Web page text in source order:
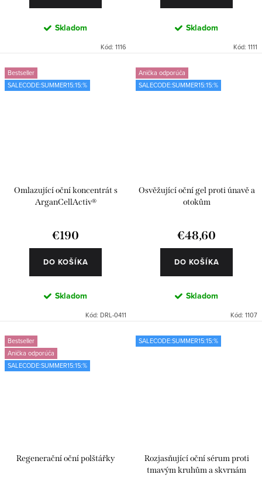
Skladom
Kód: 1116
Skladom
Kód: 1111
Bestseller
SALECODE:SUMMER15:15:%
Omlazující oční koncentrát s
ArganCellActiv®
€190
DO KOŠÍKA
Skladom
Kód: DRL-0411
Anička odporúča
SALECODE:SUMMER15:15:%
Osvěžující oční gel proti únavě a
otokům
€48,60
DO KOŠÍKA
Skladom
Kód: 1107
Bestseller
Anička odporúča
SALECODE:SUMMER15:15:%
Regenerační oční polštářky
SALECODE:SUMMER15:15:%
Rozjasňující oční sérum proti
tmavým kruhům a skvrnám